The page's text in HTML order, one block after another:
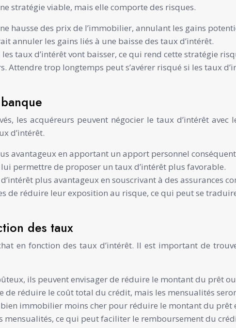
stratégie viable, mais elle comporte des risques.
des prix de l’immobilier, annulant les gains
annuler les gains liés à une baisse des taux d’intérêt.
taux d’intérêt vont baisser, ce qui rend cette stratégie
Attendre trop longtemps peut s’avérer risqué si les taux
les acquéreurs peuvent négocier le taux d’intérêt
d’intérêt.
avantageux en apportant un apport personnel
permettre de proposer un taux d’intérêt plus favorable.
plus avantageux en souscrivant à des assurances
de réduire leur exposition au risque, ce qui peut se
des taux
en fonction des taux d’intérêt. Il est important de
ils peuvent envisager de réduire le montant du prêt
réduire le coût total du crédit, mais les mensualités
bien immobilier moins cher pour réduire le montant du
ce qui peut faciliter le remboursement du